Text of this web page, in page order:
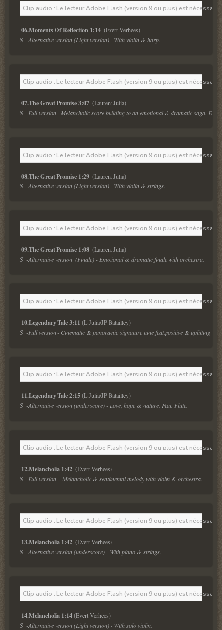
Clip audio : Le lecteur Adobe Flash (version 9 ou plus) est
06.Moments Of Reflection 1:14 (Evert Verhees)
S -Alternative version (Light version) - With violin & harp.
Clip audio : Le lecteur Adobe Flash (version 9 ou plus) est
07.The Great Promise 3:07 (Laurent Julia)
S -Full version - Melancholic score building to an emotional & dramatic saga. Feat.
Clip audio : Le lecteur Adobe Flash (version 9 ou plus) est
08.The Great Promise 1:29 (Laurent Julia)
S -Alternative version (Light version) - With violin & strings.
Clip audio : Le lecteur Adobe Flash (version 9 ou plus) est
09.The Great Promise 1:08 (Laurent Julia)
S -Alternative version  (Finale) - Emotional & dramatic finale with orchestra.
Clip audio : Le lecteur Adobe Flash (version 9 ou plus) est
10.Legendary Tale 3:11 (L.Julia/JP Batailley)
S -Full version - Cinematic & panoramic signature tune feat.positive & uplifting
Clip audio : Le lecteur Adobe Flash (version 9 ou plus) est
11.Legendary Tale 2:15 (L.Julia/JP Batailley)
S -Alternative version (underscore) - Love, hope & nature. Feat. Flute.
Clip audio : Le lecteur Adobe Flash (version 9 ou plus) est
12.Melancholia 1:42 (Evert Verhees)
S -Full version -  Melancholic & sentimental melody with violin & orchestra.
Clip audio : Le lecteur Adobe Flash (version 9 ou plus) est
13.Melancholia 1:42 (Evert Verhees)
S -Alternative version (underscore) - With piano & strings.
Clip audio : Le lecteur Adobe Flash (version 9 ou plus) est
14.Melancholia 1:14 (Evert Verhees)
S -Alternative version (Light version) - With solo violin.